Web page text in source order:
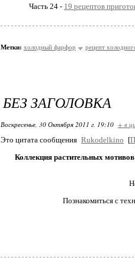
Часть 24 - 19 рецептов
Метки: холодный фарфор рецепт
БЕЗ ЗАГОЛОВКА
Воскресенье, 30 Октября 2011 г. 19:10 + в
Это цитата сообщения Rukodelkino [
Коллекция растительных
Познакомиться с